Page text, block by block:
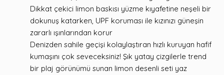
Dikkat çekici limon baskısı yüzme kıyafetine neşeli bir
dokunuş katarken, UPF koruması ile kızınızı güneşin
zararlı ışınlarından korur
Denizden sahile geçişi kolaylaştıran hızlı kuruyan hafif
kumaşını çok seveceksiniz! Şık yatay çizgilerle trend
bir plaj görünümü sunan limon desenli seti yaz